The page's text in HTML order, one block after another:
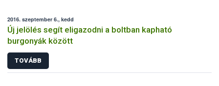
2016. szeptember 6., kedd
Új jelölés segít eligazodni a boltban kapható
burgonyák között
TOVÁBB